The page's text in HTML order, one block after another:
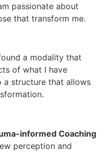
passionate about
that transform me.
a modality that
of what I have
a structure that allows
informed Coaching
perception and